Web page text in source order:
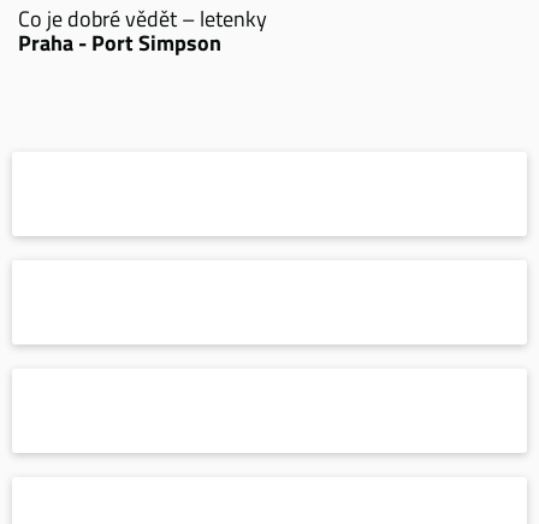
Co je dobré vědět – letenky
Praha - Port Simpson